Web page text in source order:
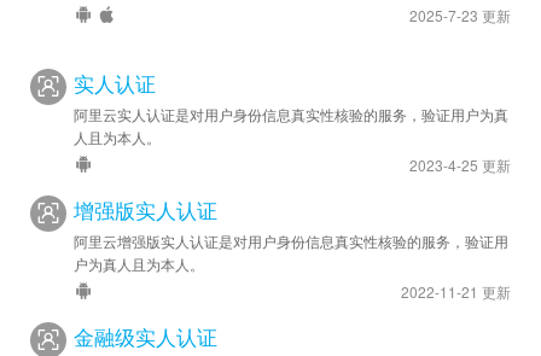
2025-7-23 更新
实人认证
阿里云实人认证是对用户身份信息真实性核验的服务，验证用户为真
人且为本人。
2023-4-25 更新
增强版实人认证
阿里云增强版实人认证是对用户身份信息真实性核验的服务，验证用
户为真人且为本人。
2022-11-21 更新
金融级实人认证